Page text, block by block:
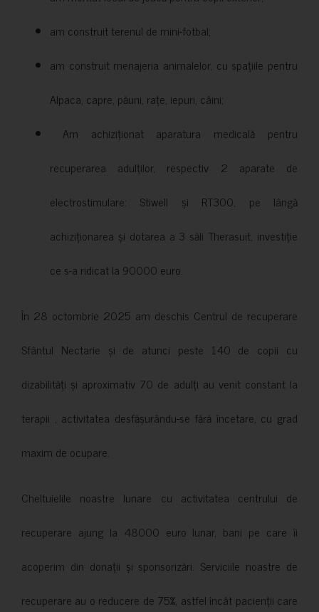
am construit terenul de mini-fotbal;
am construit menajeria animalelor, cu spațiile pentru
Alpaca, capre, păuni, rațe, iepuri, câini;
Am achiziționat aparatura medicală pentru
recuperarea adulților, respectiv 2 aparate de
electrostimulare: Stiwell și RT300, pe lângă
achiziționarea și dotarea a 3 săli Therasuit, investiție
ce s-a ridicat la 90000 euro.
În 28 octombrie 2025 am deschis Centrul de recuperare
Sfântul Nectarie și de atunci peste 140 de copii cu
dizabilități și aproximativ 70 de adulți au venit constant la
terapii , activitatea desfășurându-se fără încetare, cu grad
maxim de ocupare.
Cheltuielile noastre lunare cu activitatea centrului de
recuperare ajung la 48000 euro lunar, bani pe care îi
acoperim din donații și sponsorizări. Serviciile noastre de
recuperare au o reducere de 75%, astfel încât pacienții care